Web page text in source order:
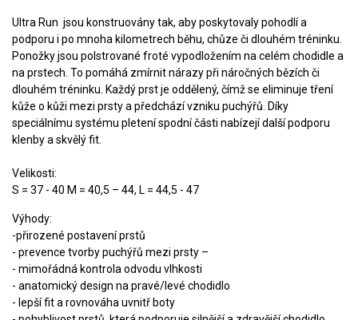
Ultra Run jsou konstruovány tak, aby poskytovaly pohodlí a
podporu i po mnoha kilometrech běhu, chůze či dlouhém tréninku.
Ponožky jsou polstrované froté vypodložením na celém chodidle a
na prstech. To pomáhá zmírnit nárazy při náročných bězích či
dlouhém tréninku. Každý prst je oddělený, čímž se eliminuje tření
kůže o kůži mezi prsty a předchází vzniku puchýřů. Díky
speciálnímu systému pletení spodní části nabízejí další podporu
klenby a skvělý fit.
Velikosti:
S = 37 - 40 M = 40,5 – 44, L = 44,5 - 47
Výhody:
-přirozené postavení prstů
- prevence tvorby puchýřů mezi prsty –
- mimořádná kontrola odvodu vlhkosti
- anatomický design na pravé/levé chodidlo
- lepší fit a rovnováha uvnitř boty